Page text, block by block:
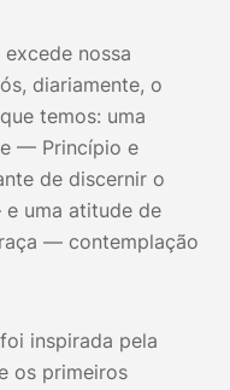
nossa
diariamente, o
temos: uma
— Princípio e
de discernir o
uma atitude de
— contemplação
inspirada pela
os primeiros